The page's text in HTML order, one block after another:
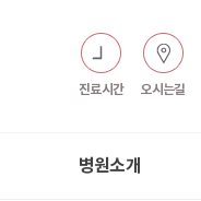
진료시간 오시는길
병원소개